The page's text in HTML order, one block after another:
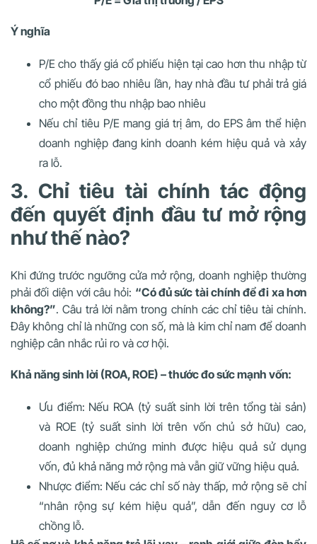
Ý nghĩa
P/E cho thấy giá cổ phiếu hiện tại cao hơn thu nhập từ
cổ phiếu đó bao nhiêu lần, hay nhà đầu tư phải trả giá
cho một đồng thu nhập bao nhiêu
Nếu chỉ tiêu P/E mang giá trị âm, do EPS âm thể hiện
doanh nghiệp đang kinh doanh kém hiệu quả và xảy
ra lỗ.
3. Chỉ tiêu tài chính tác động
đến quyết định đầu tư mở rộng
như thế nào?
Khi đứng trước ngưỡng cửa mở rộng, doanh nghiệp thường
phải đối diện với câu hỏi: “Có đủ sức tài chính để đi xa hơn
không?”. Câu trả lời nằm trong chính các chỉ tiêu tài chính.
Đây không chỉ là những con số, mà là kim chỉ nam để doanh
nghiệp cân nhắc rủi ro và cơ hội.
Khả năng sinh lời (ROA, ROE) – thước đo sức mạnh vốn:
Ưu điểm: Nếu ROA (tỷ suất sinh lời trên tổng tài sản)
và ROE (tỷ suất sinh lời trên vốn chủ sở hữu) cao,
doanh nghiệp chứng minh được hiệu quả sử dụng
vốn, đủ khả năng mở rộng mà vẫn giữ vững hiệu quả.
Nhược điểm: Nếu các chỉ số này thấp, mở rộng sẽ chỉ
“nhân rộng sự kém hiệu quả”, dẫn đến nguy cơ lỗ
chồng lỗ.